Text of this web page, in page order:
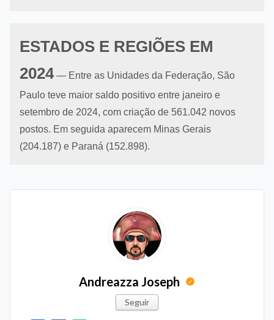
ESTADOS E REGIÕES EM
2024— Entre as Unidades da Federação, São
Paulo teve maior saldo positivo entre janeiro e
setembro de 2024, com criação de 561.042 novos
postos. Em seguida aparecem Minas Gerais
(204.187) e Paraná (152.898).
Andreazza Joseph
Seguir